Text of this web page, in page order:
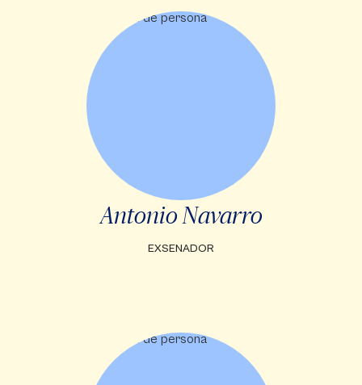
Antonio Navarro
EXSENADOR